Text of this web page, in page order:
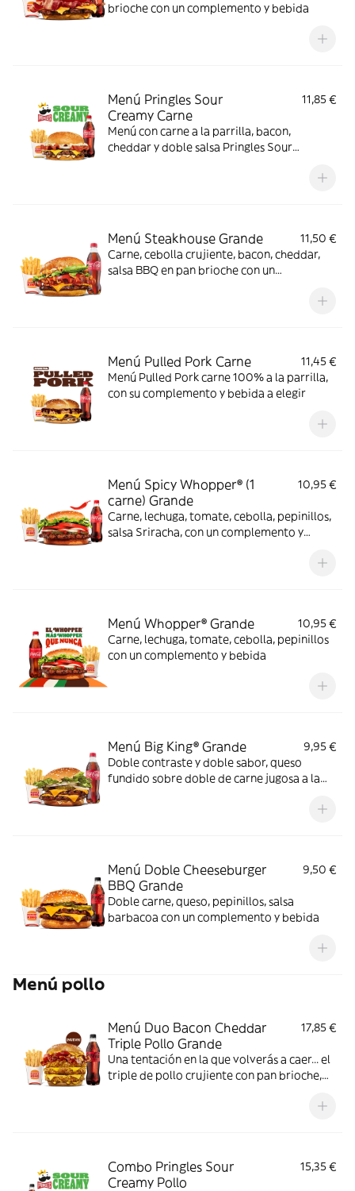
brioche con un complemento y bebida
Menú Pringles Sour
Creamy Carne
11,85 €
Menú con carne a la parrilla, bacon,
cheddar y doble salsa Pringles Sour
Menú Steakhouse Grande
11,50 €
Carne, cebolla crujiente, bacon, cheddar,
salsa BBQ en pan brioche con un
Menú Pulled Pork Carne
11,45 €
Menú Pulled Pork carne 100% a la parrilla,
con su complemento y bebida a elegir
Menú Spicy Whopper® (1
carne) Grande
10,95 €
Carne, lechuga, tomate, cebolla, pepinillos,
salsa Sriracha, con un complemento y
Menú Whopper® Grande
10,95 €
Carne, lechuga, tomate, cebolla, pepinillos
con un complemento y bebida
Menú Big King® Grande
9,95 €
Doble contraste y doble sabor, queso
fundido sobre doble de carne jugosa a la
bañados en exquisita salsa Big King entre
Menú Doble Cheeseburger
BBQ Grande
9,50 €
Doble carne, queso, pepinillos, salsa
barbacoa con un complemento y bebida
Menú pollo
Menú Duo Bacon Cheddar
Triple Pollo Grande
17,85 €
Una tentación en la que volverás a caer... el
triple de pollo crujiente con pan brioche,
crujientes lonchas de bacon, cebolla frita y
Combo Pringles Sour
Creamy Pollo
15,35 €